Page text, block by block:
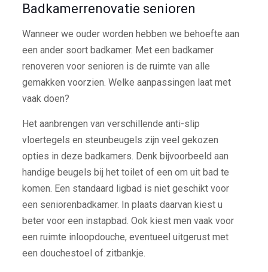
Badkamerrenovatie senioren
Wanneer we ouder worden hebben we behoefte aan
een ander soort badkamer. Met een badkamer
renoveren voor senioren is de ruimte van alle
gemakken voorzien. Welke aanpassingen laat met
vaak doen?
Het aanbrengen van verschillende anti-slip
vloertegels en steunbeugels zijn veel gekozen
opties in deze badkamers. Denk bijvoorbeeld aan
handige beugels bij het toilet of een om uit bad te
komen. Een standaard ligbad is niet geschikt voor
een seniorenbadkamer. In plaats daarvan kiest u
beter voor een instapbad. Ook kiest men vaak voor
een ruimte inloopdouche, eventueel uitgerust met
een douchestoel of zitbankje.